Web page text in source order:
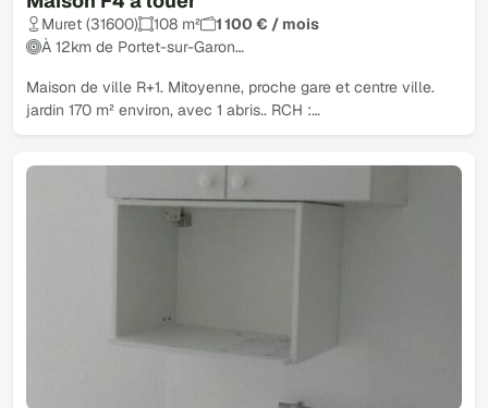
Muret (31600) 108 m²
1 100 € / mois
À 12km de Portet-sur-Garon…
Maison de ville R+1. Mitoyenne, proche gare et centre ville.
jardin 170 m² environ, avec 1 abris.. RCH :…